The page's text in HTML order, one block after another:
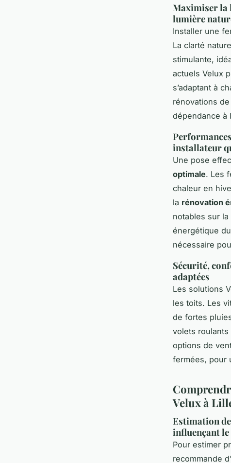
Maximiser la
lumière
Installer une
La clarté
stimulante,
actuels Velux
s’adaptant à
rénovations
dépendance à
installateur
Une pose
optimale. Les
chaleur en
la rénovation
notables sur
énergétique
nécessaire
Sécurité,
adaptées
Les solutions
les toits. Les
de fortes
volets
options de
fermées, pour
Velux à
Estimation
influençant le
Pour estimer
recommande